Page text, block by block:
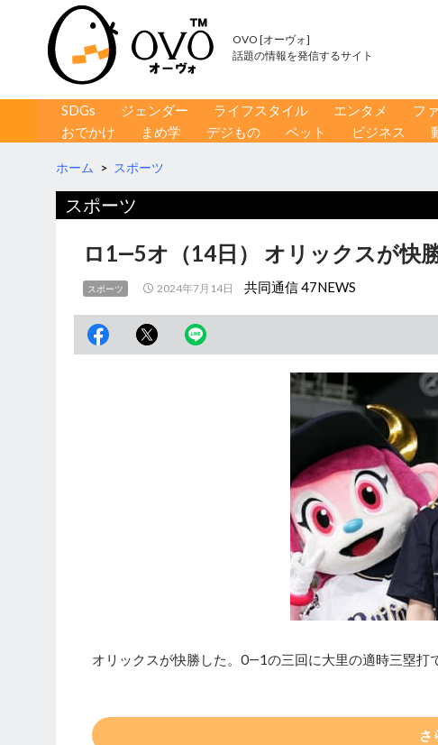
OVO [オーヴォ]
話題の情報を発信するサイト
コンテンツへ移動
SDGs ジェンダー ライフスタイル エンタメ フ
おでかけ
まめ学 デジもの ペット ビジネス
ホーム > スポーツ
スポーツ
ロ1―5オ（14日） オリックスが快
スポーツ 2024年7月14日 共同通信 47NEWS
オリックスが快勝した。0―1の三回に大里の適時三塁
さ